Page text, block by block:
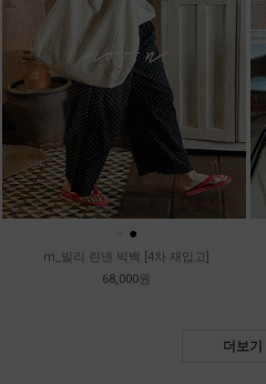
●
m_빌리 린넨 빅백 [4차 재입고]
68,000원
더보기